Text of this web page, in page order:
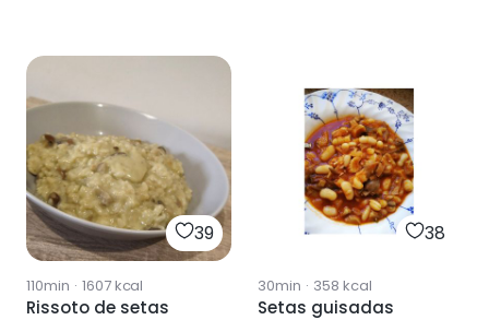
39
110min · 1607kcal
Rissoto de setas
38
30min · 358 kcal
Setas guisadas